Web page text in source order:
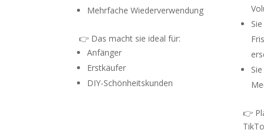
Mehrfache Wiederverwendung
👉 Das macht sie ideal für:
Anfänger
Erstkäufer
DIY-Schönheitskunden
👉